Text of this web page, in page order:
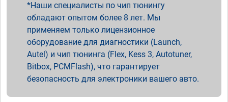
Наши специалисты по чип тюнингу
обладают опытом более 8 лет. Мы
применяем только лицензионное
оборудование для диагностики (Launch,
Autel) и чип тюнинга (Flex, Kess 3, Autotuner,
Bitbox, PCMFlash), что гарантирует
безопасность для электроники вашего авто.